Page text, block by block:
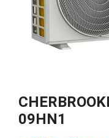
09HN1